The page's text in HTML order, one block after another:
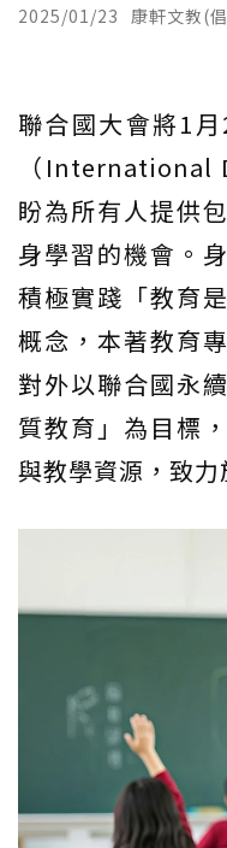
2025/01/23 康軒文教(
聯合國大會將1月
（International
盼為所有人提供
身學習的機會。
積極實踐「教育
概念，本著教育
對外以聯合國永
質教育」為目標
與教學資源，致力